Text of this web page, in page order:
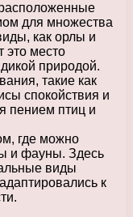
для множества
как орлы и
это место
природой.
такие как
спокойствия и
пением птиц и
где можно
и фауны. Здесь
виды
к